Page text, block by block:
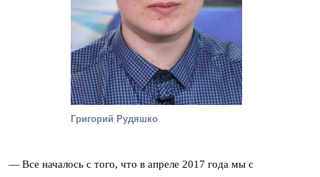
Григорий Рудяшко
— Все началось с того, что в апреле 2017 года мы с